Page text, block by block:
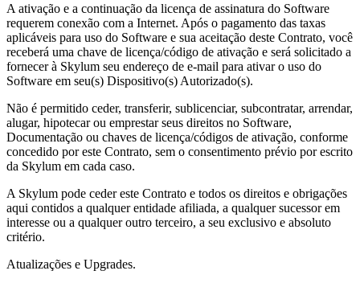
A ativação e a continuação da licença de assinatura do Software
requerem conexão com a Internet. Após o pagamento das taxas
aplicáveis para uso do Software e sua aceitação deste Contrato, você
receberá uma chave de licença/código de ativação e será solicitado a
fornecer à Skylum seu endereço de e-mail para ativar o uso do
Software em seu(s) Dispositivo(s) Autorizado(s).
Não é permitido ceder, transferir, sublicenciar, subcontratar, arrendar,
alugar, hipotecar ou emprestar seus direitos no Software,
Documentação ou chaves de licença/códigos de ativação, conforme
concedido por este Contrato, sem o consentimento prévio por escrito
da Skylum em cada caso.
A Skylum pode ceder este Contrato e todos os direitos e obrigações
aqui contidos a qualquer entidade afiliada, a qualquer sucessor em
interesse ou a qualquer outro terceiro, a seu exclusivo e absoluto
critério.
Atualizações e Upgrades.